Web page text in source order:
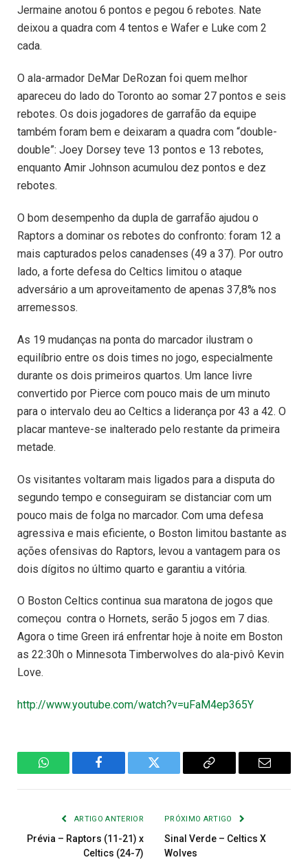
Jermaine anotou 6 pontos e pegou 6 rebotes. Nate
deixou a quadra com 4 tentos e Wafer e Luke com 2
cada.
O ala-armador DeMar DeRozan foi quem melhor
apareceu do lado do Toronto ao somar 27 pontos e seis
rebotes. Os dois jogadores de garrafão da equipe
também foram bem e deixaram a quadra com “double-
double”: Joey Dorsey teve 13 pontos e 13 rebotes,
enquanto Amir Johnson acumulou dez pontos e dez
rebotes.
O bom desempenho da dupla de garrafão ajudou o
Raptors a dominar os rebotes do confronto: foram 12 a
mais capturados pelos canadenses (49 a 37). Por outro
lado, a forte defesa do Celtics limitou o ataque
adversário a um aproveitamento de apenas 37,8% nos
arremessos.
As 19 mudanças na ponta do marcador ilustram o
equilíbrio entre os dois times no jogo, especialmente
durante os dois primeiros quartos. Um lance livre
convertido por Pierce com pouco mais de um minuto
para o intervalo deu ao Celtics a liderança por 43 a 42. O
placar manteve-se inalterado pelo restante da primeira
metade.
Os visitantes voltaram mais ligados para a disputa do
segundo tempo e conseguiram se distanciar com um
pouco mais de folga no marcador. Com uma defesa
agressiva e mais eficiente, o Boston limitou bastante as
ações ofensivas do Raptors, levou a vantagem para os
dois dígitos no último quarto e garantiu a vitória.
O Boston Celtics continua sua maratona de jogos que
começou contra o Hornets, serão 5 jogos em 7 dias.
Agora o time Green irá enfrentar hoje à noite em Boston
as 22:30h o Minnesota Timberwolves do ala-pivô Kevin
Love.
http://www.youtube.com/watch?v=uFaM4ep365Y
WhatsAppFacebook Twitter
Copiar
E-
ARTIGO ANTERIOR
Prévia – Raptors (11-21) x
Celtics (24-7)
PRÓXIMO ARTIGO
Sinal Verde – Celtics X
Wolves